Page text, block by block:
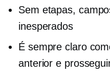
Sem etapas,
inesperados
É sempre claro
anterior e